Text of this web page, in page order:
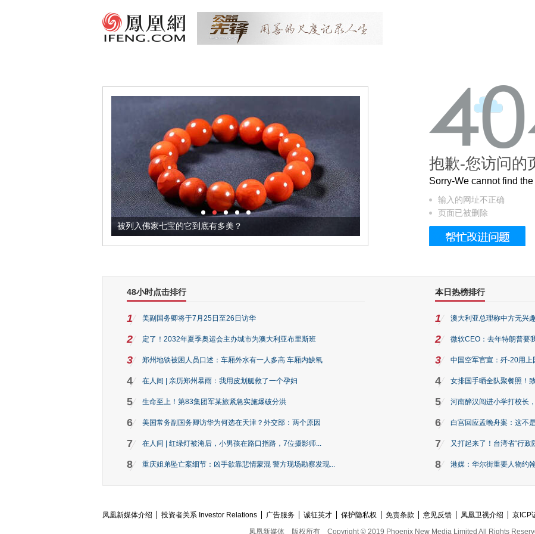
被列入佛家七宝的它到底有多美？ 这个3.2米的长卷，还原了600岁的紫禁城
抱歉-您访问的
Sorry-We cannot find
输入的网址不正确
页面已被删除
48小时点击排行
1 美副国务卿将于7月25日至26日访华
2 定了！2032年夏季奥运会主办城市为澳大利亚布里斯班
3 郑州地铁被困人员口述：车厢外水有一人多高 车厢内缺氧
4 在人间 | 亲历郑州暴雨：我用皮划艇救了一个孕妇
5 生命至上！第83集团军某旅紧急实施爆破分洪
6 美国常务副国务卿访华为何选在天津？外交部：两个原因
7 在人间 | 红绿灯被淹后，小男孩在路口指路，7位摄影师...
8 重庆姐弟坠亡案细节：凶手欲靠悲情蒙混 警方现场勘察发现...
本日热榜排行
1 澳大利亚总理称中方无兴
2 微软CEO：去年特朗普要
3 中国空军官宣：歼-20用上
4 女排国手晒全队聚餐照！
5 河南醉汉闯进小学打校长
6 白宫回应孟晚舟案：这不
7 又打起来了！台湾省“行政
8 港媒：华尔街重要人物约
凤凰新媒体介绍 投资者关系 Investor Relations 广告服务 诚征英才 保护隐私权 免责条款 意见反馈 凤凰卫视介绍 京ICP
凤凰新媒体
版权所有 Copyright © 2019 Phoenix New Media Limited All Rights